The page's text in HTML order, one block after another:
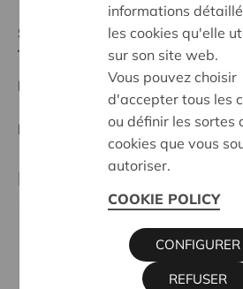
Stand :
Complete
Tielt-Torhout
Datum:
21/10/2024
Entscheidung:Approved
Partner
LEEF-EN LEERSCHOOL SINT-
ROZENDALESTRAAT 125, 8750
051 65 75 57
informations
les cookies qu'elle
sur son site web.
Vous pouvez choisir
d'accepter tous les
ou définir les sortes
cookies que vous
autoriser.
COOKIE POLICY
REFUSER
CONFIGURER